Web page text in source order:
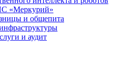
«Меркурий»
и общепита
и аудит